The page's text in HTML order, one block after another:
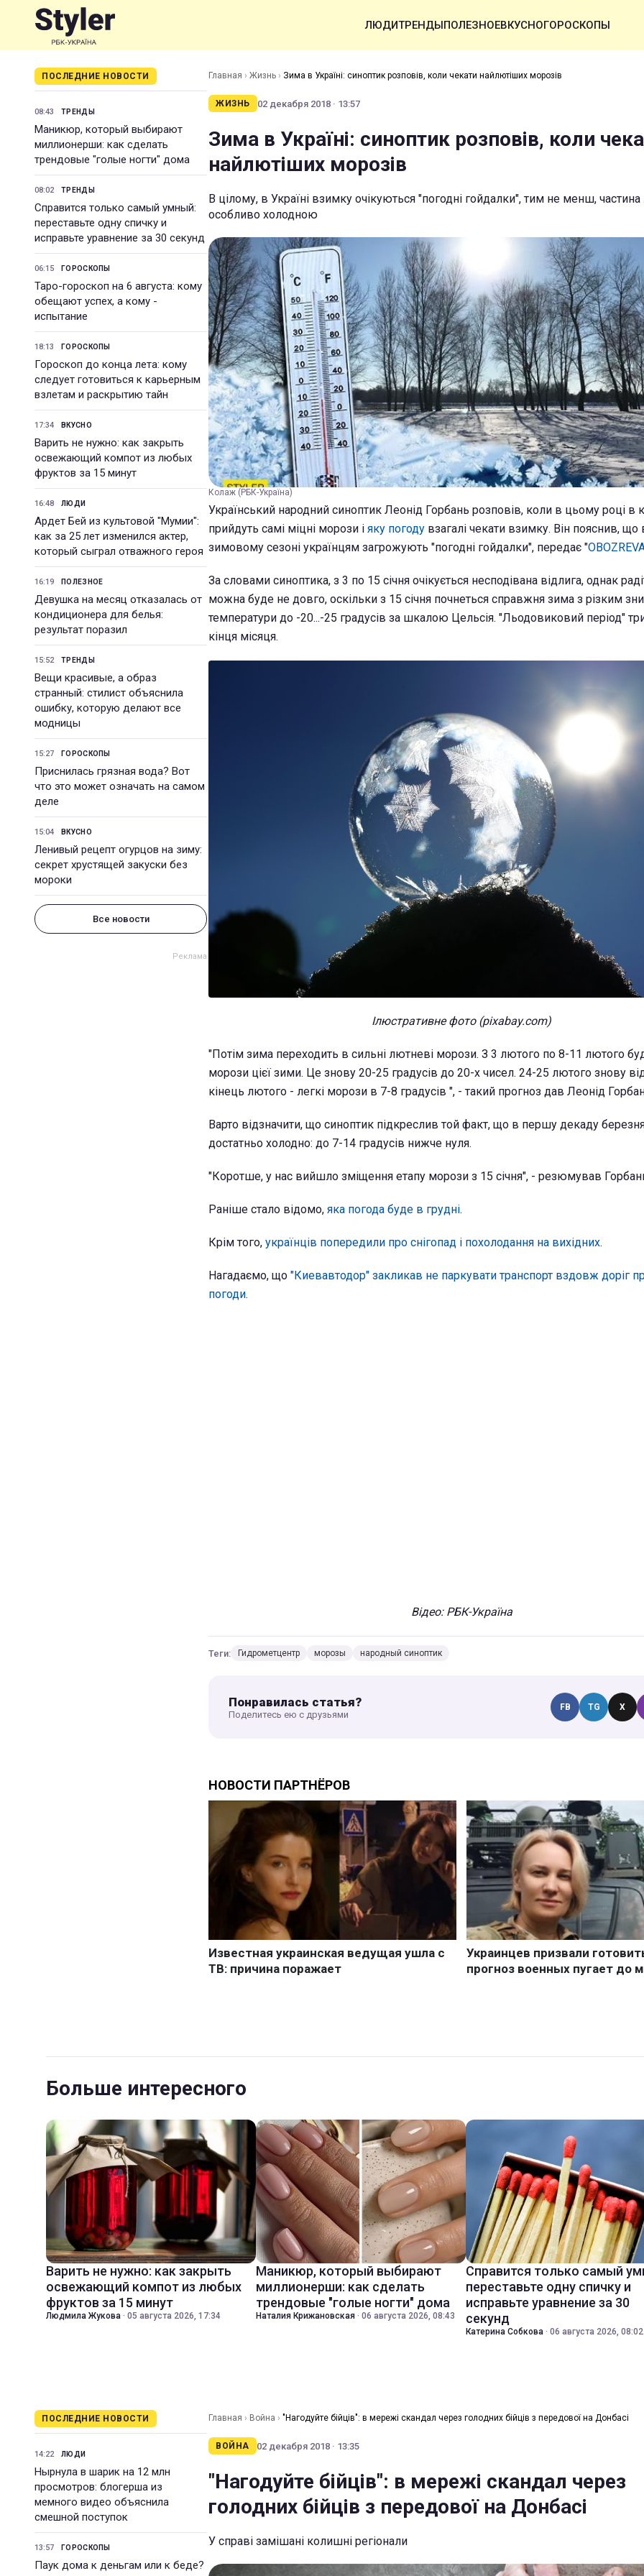
ЛЮДИТРЕНДЫПОЛЕЗНОЕВКУСНОГОРОСКОПЫ
ПОСЛЕДНИЕ НОВОСТИ
08:43 ТРЕНДЫ
Маникюр, который выбирают
миллионерши: как сделать
трендовые "голые ногти" дома
08:02 ТРЕНДЫ
Справится только самый умный:
переставьте одну спичку и
исправьте уравнение за 30 секунд
06:15 ГОРОСКОПЫ
Таро-гороскоп на 6 августа: кому
обещают успех, а кому -
испытание
18:13 ГОРОСКОПЫ
Гороскоп до конца лета: кому
следует готовиться к карьерным
взлетам и раскрытию тайн
17:34 ВКУСНО
Варить не нужно: как закрыть
освежающий компот из любых
фруктов за 15 минут
16:48 ЛЮДИ
Ардет Бей из культовой "Мумии":
как за 25 лет изменился актер,
который сыграл отважного героя
16:19 ПОЛЕЗНОЕ
Девушка на месяц отказалась от
кондиционера для белья:
результат поразил
15:52 ТРЕНДЫ
Вещи красивые, а образ
странный: стилист объяснила
ошибку, которую делают все
модницы
15:27 ГОРОСКОПЫ
Приснилась грязная вода? Вот
что это может означать на самом
деле
15:04 ВКУСНО
Ленивый рецепт огурцов на зиму:
секрет хрустящей закуски без
мороки
Все новости
Главная › Жизнь › Зима в Україні: синоптик розповів, коли чекати найлютіших морозів
ЖИЗНЬ 02 декабря 2018 · 13:57
Зима в Україні: синоптик розповів, коли
найлютіших морозів
В цілому, в Україні взимку очікуються "погодні гойдалки", тим не менш,
особливо холодною
Колаж (РБК-Україна)
Український народний синоптик Леонід Горбань розповів, коли в цьому році в
прийдуть самі міцні морози і яку погоду взагалі чекати взимку. Він пояснив,
зимовому сезоні українцям загрожують "погодні гойдалки", передає "
За словами синоптика, з 3 по 15 січня очікується несподівана відлига, однак
можна буде не довго, оскільки з 15 січня почнеться справжня зима з різким
температури до -20...-25 градусів за шкалою Цельсія. "Льодовиковий період"
кінця місяця.
Ілюстративне фото (pixabay.com)
"Потім зима переходить в сильні лютневі морози. З 3 лютого по 8-11 лютого
морози цієї зими. Це знову 20-25 градусів до 20-х чисел. 24-25 лютого знову
кінець лютого - легкі морози в 7-8 градусів ", - такий прогноз дав Леонід
Варто відзначити, що синоптик підкреслив той факт, що в першу декаду
достатньо холодно: до 7-14 градусів нижче нуля.
"Коротше, у нас вийшло зміщення етапу морози з 15 січня", - резюмував
Раніше стало відомо, яка погода буде в грудні.
Крім того, українців попередили про снігопад і похолодання на вихідних.
Нагадаємо, що "Киевавтодор" закликав не паркувати транспорт вздовж доріг
погоди.
Відео: РБК-Україна
Теги: Гидрометцентр морозы народный синоптик
Понравилась статья?
Поделитесь ею с друзьями
FB TG X
Больше интересного
Варить не нужно: как закрыть
освежающий компот из любых
фруктов за 15 минут
Людмила Жукова · 05 августа 2026, 17:34
Маникюр, который выбирают
миллионерши: как сделать
трендовые "голые ногти" дома
Наталия Крижановская · 06 августа 2026, 08:43
Справится только самый
переставьте одну спичку и
исправьте уравнение за 30
секунд
Катерина Собкова · 06 августа 2026, 08:02
ПОСЛЕДНИЕ НОВОСТИ
14:22 ЛЮДИ
Нырнула в шарик на 12 млн
просмотров: блогерша из
мемного видео объяснила
смешной поступок
13:57 ГОРОСКОПЫ
Паук дома к деньгам или к беде?
Главная › Война › "Нагодуйте бійців": в мережі скандал через голодних бійців з передової на Донбасі
ВОЙНА 02 декабря 2018 · 13:35
"Нагодуйте бійців": в мережі скандал через
голодних бійців з передової на Донбасі
У справі замішані колишні регіонали